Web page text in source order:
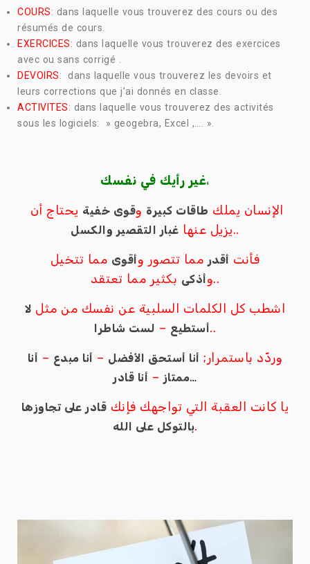
COURS: dans laquelle vous trouverez des cours ou des
résumés de cours.
EXERCICES: dans laquelle vous trouverez des exercices
avec ou sans corrigé .
DEVOIRS:
dans laquelle vous trouverez les devoirs et
leurs corrections que j’ai donnés en classe.
ACTIVITES: dans laquelle vous trouverez des activités
sous les logiciels: » geogebra, Excel ,…. ».
غير رأيك في نفسك،
الإنسان يملك طاقات كبيرة وقوى خفية يحتاج أن
يزيل عنها غبار التقصير والكسل
..
فأنت أقدر مما تتصور وأقوى مما تتخيل
وأذكى
بكثير مما تعتقد..
اشطب كل الكلمات السلبية عن نفسك من مثل لا
أستطيع – لست شاطرا
..
وردّد باستمرار; أنا أستحق الأفضل – أنا مبدع – أنا
ممتاز – أنا قادر
…
يا كانت العقبة التي تواجهك فإنك قادر على تجاوزها
بالتوكل على الله.